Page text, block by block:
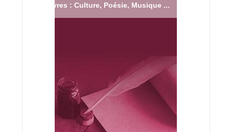
Livres : Culture, Poésie, Musique ...